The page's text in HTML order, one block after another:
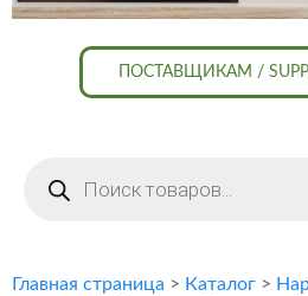
ПОСТАВЩИКАМ /
товаров
Главная страница > Каталог >